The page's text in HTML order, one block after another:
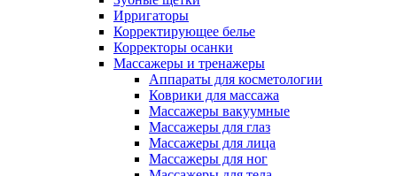
Ирригаторы
Корректирующее белье
Корректоры осанки
Массажеры и тренажеры
Аппараты для косметологии
Коврики для массажа
Массажеры вакуумные
Массажеры для глаз
Массажеры для лица
Массажеры для ног